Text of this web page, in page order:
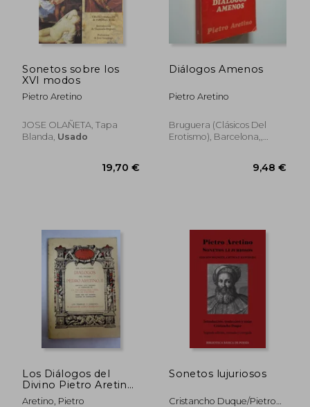
5%
dcto. 12,30 €
Sonetos sobre los
XVI modos
Pietro Aretino
JOSE OLAÑETA, Tapa
Blanda, Usado
19,70 €
Diálogos Amenos
Pietro Aretino
Bruguera (Clásicos Del
Erotismo), Barcelona,,
Los Diálogos del
Divino Pietro Aretino,
Tomo iii
Aretino, Pietro
Sonetos lujuriosos
Cristancho Duque/Pietro